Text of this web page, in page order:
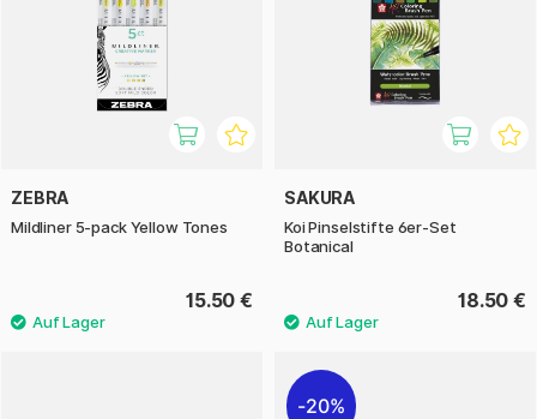
ZEBRA
Mildliner 5-pack Yellow Tones
15.50 €
SAKURA
Koi Pinselstifte 6er-Set
Botanical
18.50 €
20%